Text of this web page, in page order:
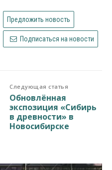
Предложить новость
Подписаться на новости
Следующая статья
Обновлённая
экспозиция «Сибирь
в древности» в
Новосибирске